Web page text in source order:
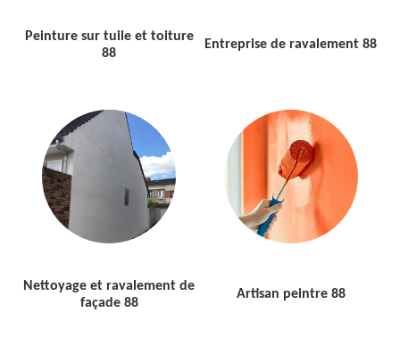
Peinture sur tuile et toiture
88
Entreprise de ravalement 88
Nettoyage et ravalement de
façade 88
Artisan peintre 88